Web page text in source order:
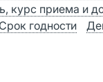
курс приема и
Срок годности